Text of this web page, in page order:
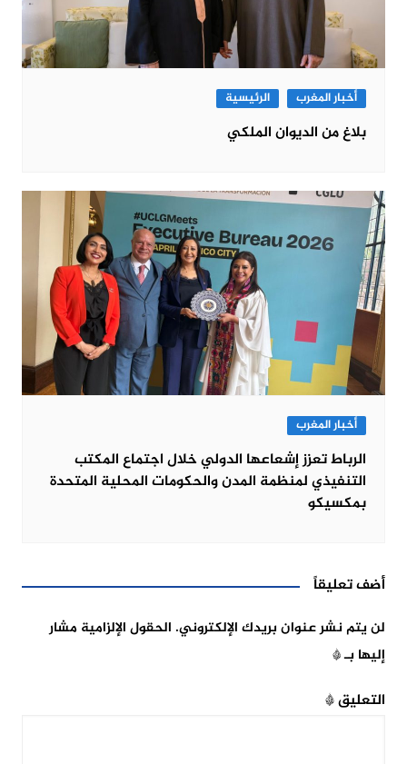
أخبار المغرب الرئيسية
بلاغ من الديوان الملكي
أخبار المغرب
الرباط تعزز إشعاعها الدولي خلال اجتماع المكتب
التنفيذي لمنظمة المدن والحكومات المحلية المتحدة
بمكسيكو
أضف تعليقاً
لن يتم نشر عنوان بريدك الإلكتروني. الحقول الإلزامية مشار
إليها بـ*
التعليق*